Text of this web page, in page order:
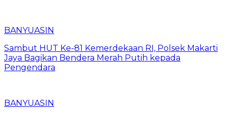
BANYUASIN
Sambut HUT Ke-81 Kemerdekaan RI, Polsek Makarti
Jaya Bagikan Bendera Merah Putih kepada
Pengendara
BANYUASIN